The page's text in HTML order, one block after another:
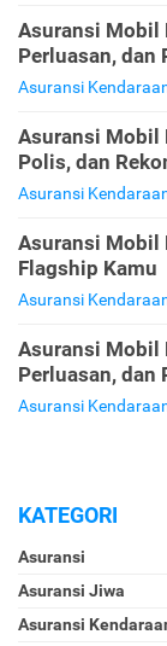
Asuransi Mobil
Perluasan, dan
Asuransi
Asuransi Mobil
Polis, dan
Asuransi
Asuransi Mobil
Flagship Kamu
Asuransi
Asuransi Mobil
Perluasan, dan
Asuransi
KATEGORI
Asuransi
Asuransi Jiwa
Asuransi